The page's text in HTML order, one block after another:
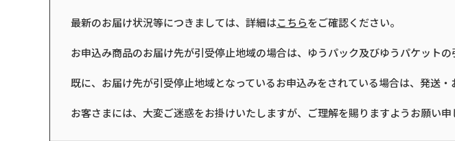
最新のお届け状況等につきましては、詳細はこちらをご確認ください。
お申込み商品のお届け先が引受停止地域の場合は、ゆうパック及びゆうパケット
既に、お届け先が引受停止地域となっているお申込みをされている場合は、発送・
お客さまには、大変ご迷惑をお掛けいたしますが、ご理解を賜りますようお願い申